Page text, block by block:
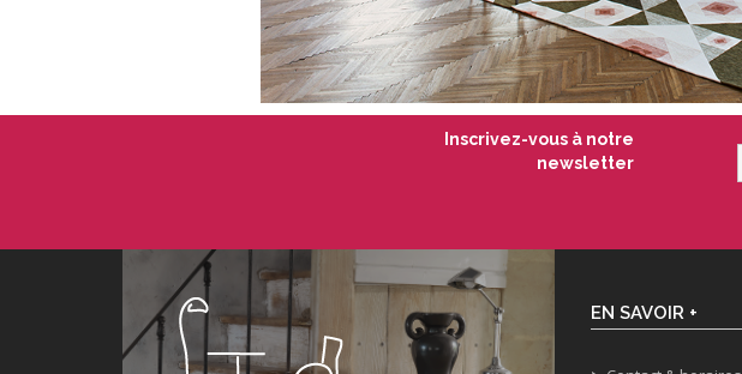
Inscrivez-vous à notre
newsletter
EN SAVOIR +